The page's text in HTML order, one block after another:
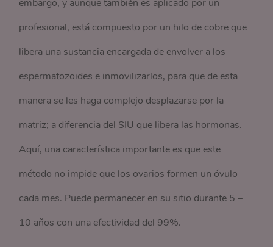
embargo, y aunque también es aplicado por un
profesional, está compuesto por un hilo de cobre que
libera una sustancia encargada de envolver a los
espermatozoides e inmovilizarlos, para que de esta
manera se les haga complejo desplazarse por la
matriz; a diferencia del SIU que libera las hormonas.
Aquí, una característica importante es que este
método no impide que los ovarios formen un óvulo
cada mes. Puede permanecer en su sitio durante 5 –
10 años con una efectividad del 99%.